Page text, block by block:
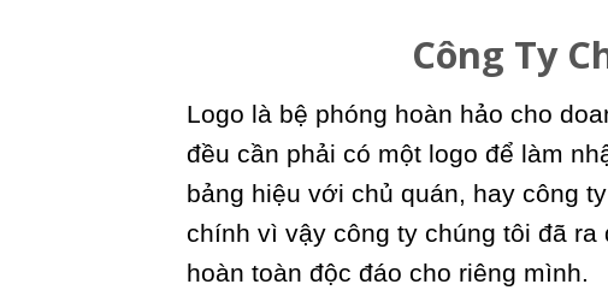
Công Ty
Logo là bệ phóng hoàn hảo cho
đều cần phải có một logo để làm
bảng hiệu với chủ quán, hay công
chính vì vậy công ty chúng tôi đã
hoàn toàn độc đáo cho riêng mình.